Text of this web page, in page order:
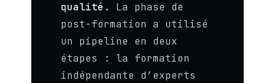
qualité . La phase de
post-formation a utilisé
un pipeline en deux
étapes : la formation
indépendante d’experts